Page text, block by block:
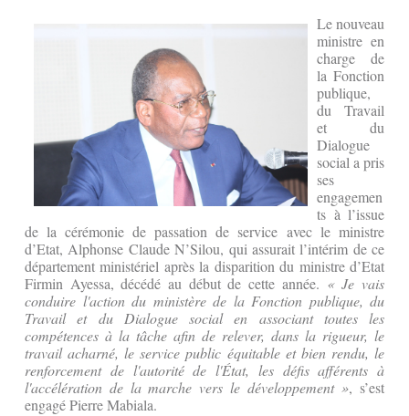
Le nouveau
ministre en
charge de
la Fonction
publique,
du Travail
et du
Dialogue
social a pris
ses
engagemen
ts à l’issue
de la cérémonie de passation de service avec le ministre
d’Etat, Alphonse Claude N’Silou, qui assurait l’intérim de ce
département ministériel après la disparition du ministre d’Etat
Firmin Ayessa, décédé au début de cette année. « Je vais
conduire l'action du ministère de la Fonction publique, du
Travail et du Dialogue social en associant toutes les
compétences à la tâche afin de relever, dans la rigueur, le
travail acharné, le service public équitable et bien rendu, le
renforcement de l'autorité de l'État, les défis afférents à
l'accélération de la marche vers le développement », s’est
engagé Pierre Mabiala.